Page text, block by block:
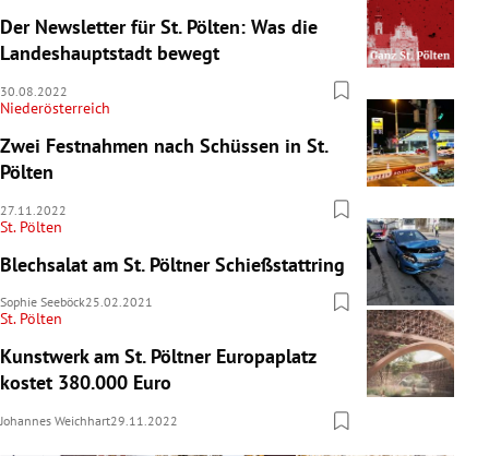
Der Newsletter für St. Pölten: Was die
Landeshauptstadt bewegt
30.08.2022
Niederösterreich
Zwei Festnahmen nach Schüssen in St.
Pölten
27.11.2022
St. Pölten
Blechsalat am St. Pöltner Schießstattring
Sophie Seeböck25.02.2021
St. Pölten
Kunstwerk am St. Pöltner Europaplatz
kostet 380.000 Euro
Johannes Weichhart29.11.2022